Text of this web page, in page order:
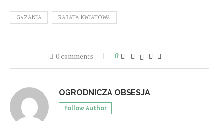
GAZANIA RABATA KWIATOWA
0 comments 0
OGRODNICZA OBSESJA
Follow Author